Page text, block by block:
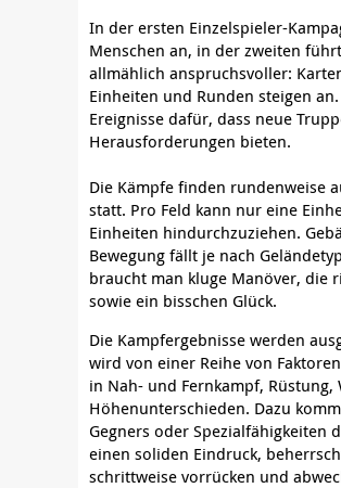
In der ersten Einzelspieler-
Menschen an, in der zweiten
allmählich anspruchsvoller:
Einheiten und Runden steigen
Ereignisse dafür, dass neue
Herausforderungen bieten.
Die Kämpfe finden rundenweise
statt. Pro Feld kann nur eine
Einheiten hindurchzuziehen.
Bewegung fällt je nach
braucht man kluge Manöver, die
sowie ein bisschen Glück.
Die Kampfergebnisse werden
wird von einer Reihe von
in Nah- und Fernkampf,
Höhenunterschieden. Dazu
Gegners oder Spezialfähigkeiten
einen soliden Eindruck,
schrittweise vorrücken und